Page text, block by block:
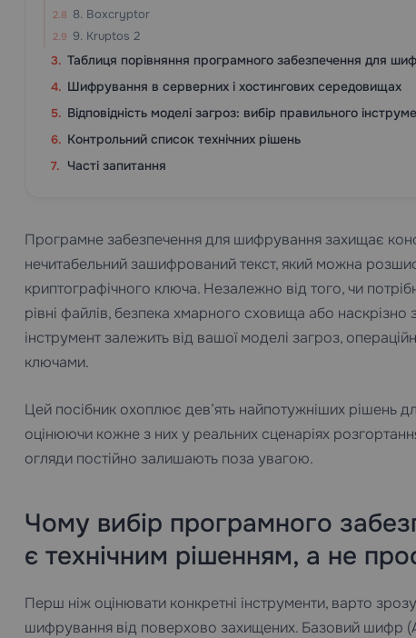
8. Boxcryptor
9. Kruptos 2
Таблиця порівняння програмного забезпечення для
Шифрування в серверних і хостингових середовищах
Відповідність моделі загроз: вибір правильного
Контрольний список технічних рішень
Часті запитання
Програмне забезпечення для шифрування захищає
нечитабельний зашифрований текст, який можна
криптографічного ключа. Незалежно від того, чи
рівні файлів, безпека хмарного сховища або наскрізно
інструмент залежить від вашої моделі загроз,
ключами.
Цей посібник охоплює дев’ять найпотужніших рішень
оцінюючи кожне з них у реальних сценаріях
огляди постійно залишають поза увагою.
Чому вибір програмного
є технічним рішенням, а не
Перш ніж оцінювати конкретні інструменти, варто
шифрування від поверхово захищених. Базовий шифр